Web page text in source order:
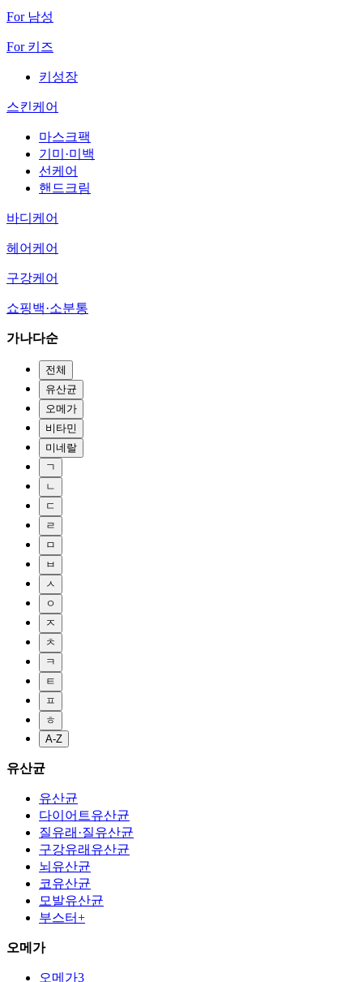
For 남성
For 키즈
키성장
스킨케어
마스크팩
기미·미백
선케어
핸드크림
바디케어
헤어케어
구강케어
쇼핑백·소분통
가나다순
전체
유산균
오메가
비타민
미네랄
ㄱ
ㄴ
ㄷ
ㄹ
ㅁ
ㅂ
ㅅ
ㅇ
ㅈ
ㅊ
ㅋ
ㅌ
ㅍ
ㅎ
A-Z
유산균
유산균
다이어트유산균
질유래·질유산균
구강유래유산균
뇌유산균
코유산균
모발유산균
부스터+
오메가
오메가3